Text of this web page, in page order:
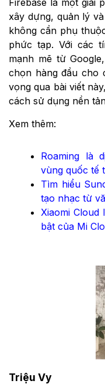
Firebase là một giải
xây dựng, quản lý
không cần phụ
phức tạp. Với các
mạnh mẽ từ
chọn hàng đầu cho
vọng qua bài viết
cách sử dụng nền
Xem thêm:
Roaming là
vùng quốc tế
Tìm hiểu
tạo nhạc từ
Xiaomi
bật của Mi
Triệu Vy